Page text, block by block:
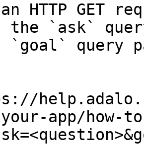
HTTP GET
the `ask`
`goal` query
app/how-